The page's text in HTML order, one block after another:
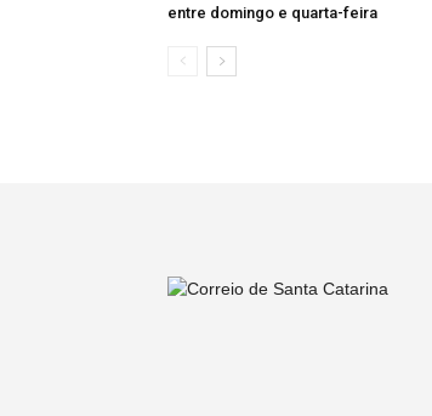
entre domingo e quarta-feira